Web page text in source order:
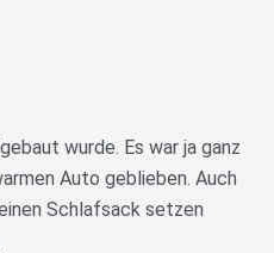
wurde. Es war ja ganz
Auto geblieben. Auch
Schlafsack setzen